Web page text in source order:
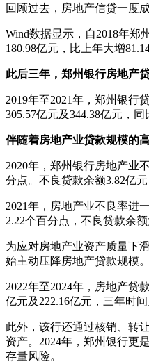
回顾过去，房地产信贷一度
Wind数据显示，自2018年郑
180.98亿元，比上年大增
此后三年，郑州银行房地产
2019年至2021年，郑州银行
305.57亿元及344.38亿元，同
伴随着房地产业贷款规模的
2020年，郑州银行房地产业
分点。不良贷款余额3.82亿元
2021年，房地产业不良率进
2.22个百分点，不良贷款余额
为应对房地产业资产质量下
始主动压降房地产贷款规模。
2022年至2024年，房地产贷
亿元及222.16亿元，三年时
此外，该行还通过核销、转
资产。2024年，郑州银行更
存量风险。